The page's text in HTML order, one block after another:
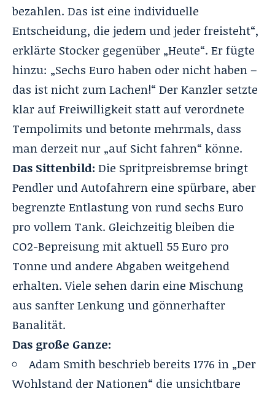
bezahlen. Das ist eine individuelle
Entscheidung, die jedem und jeder freisteht“,
erklärte Stocker gegenüber „Heute“. Er fügte
hinzu: „Sechs Euro haben oder nicht haben –
das ist nicht zum Lachen!“ Der Kanzler setzte
klar auf Freiwilligkeit statt auf verordnete
Tempolimits und betonte mehrmals, dass
man derzeit nur „auf Sicht fahren“ könne.
Das Sittenbild: Die Spritpreisbremse bringt
Pendler und Autofahrern eine spürbare, aber
begrenzte Entlastung von rund sechs Euro
pro vollem Tank. Gleichzeitig bleiben die
CO2-Bepreisung mit aktuell 55 Euro pro
Tonne und andere Abgaben weitgehend
erhalten. Viele sehen darin eine Mischung
aus sanfter Lenkung und gönnerhafter
Banalität.
Das große Ganze:
Adam Smith beschrieb bereits 1776 in „Der
Wohlstand der Nationen“ die unsichtbare